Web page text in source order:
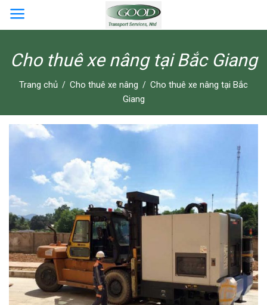
Skip
Cho thuê xe nâng tại Bắc Giang
Trang chủ / Cho thuê xe nâng / Cho thuê xe nâng tại Bắc
Giang